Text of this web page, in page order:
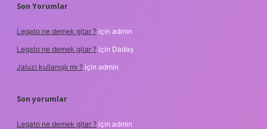
Son Yorumlar
Legato ne demek gitar ? için admin
Legato ne demek gitar ? için Dadaş
Jaluzi kullanışlı mı ? için admin
Son yorumlar
Legato ne demek gitar ? için admin